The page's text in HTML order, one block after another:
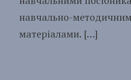
навчально-
матеріалами. […]